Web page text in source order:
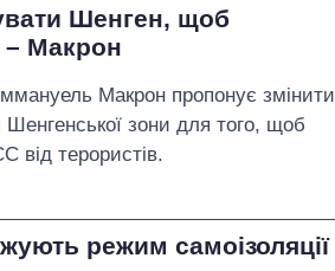
Шенген, щоб
– Макрон
Макрон пропонує змінити
зони для того, щоб
від терористів.
режим самоізоляції